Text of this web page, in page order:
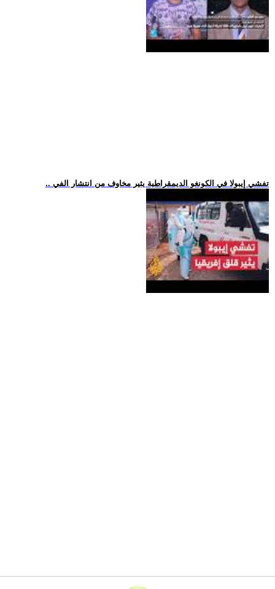
.. تفشي إيبولا في الكونغو الديمقراطية يثير مخاوف من انتشار الفي